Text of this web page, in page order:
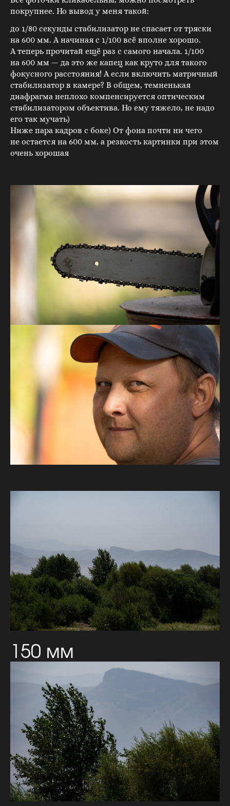
покрупнее. Но вывод у меня такой:
до 1/80 секунды стабилизатор не спасает от тряски
на 600 мм. А начиная с 1/100 всё вполне хорошо.
А теперь прочитай ещё раз с самого начала. 1/100
на 600 мм — да это же капец как круто для такого
фокусного расстояния! А если включить матричный
стабилизатор в камере? В общем, темненькая
диафрагма неплохо компенсируется оптическим
стабилизатором объектива. Но ему тяжело, не надо
его так мучать)
Ниже пара кадров с боке) От фона почти ни чего
не остается на 600 мм, а резкость картинки при этом
очень хорошая
150 мм